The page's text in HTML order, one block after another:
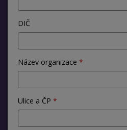
DIČ
Název organizace
Ulice a ČP